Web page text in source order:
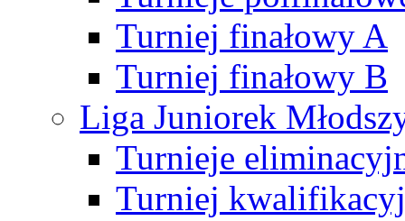
Turniej finałowy A
Turniej finałowy B
Liga Juniorek
Turnieje
Turniej